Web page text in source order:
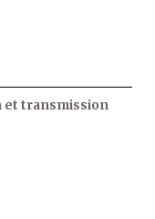
et transmission